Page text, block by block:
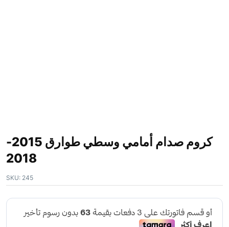
كروم صدام أمامي وسطي طوارق 2015-
2018
SKU: 245